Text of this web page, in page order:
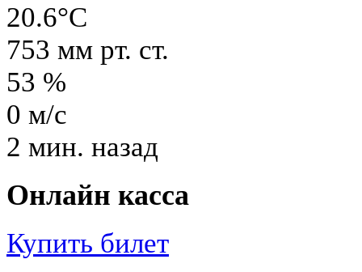
20.6°C
753 мм рт. ст.
53 %
0 м/с
2 мин. назад
Онлайн касса
Купить билет